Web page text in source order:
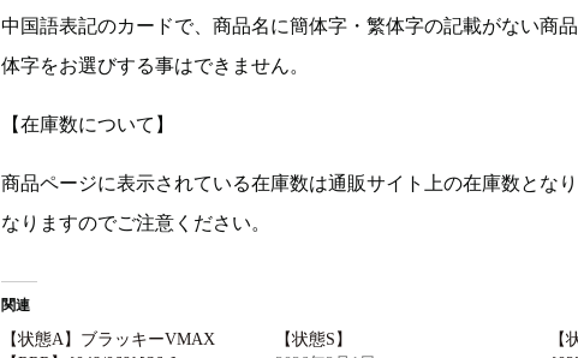
中国語表記のカードで、商品名に簡体字・繁体字の記載がない商
体字をお選びする事はできません。
【在庫数について】
商品ページに表示されている在庫数は通販サイト上の在庫数とな
なりますのでご注意ください。
関連
【状態A】ブラッキーVMAX
【状態S】
【